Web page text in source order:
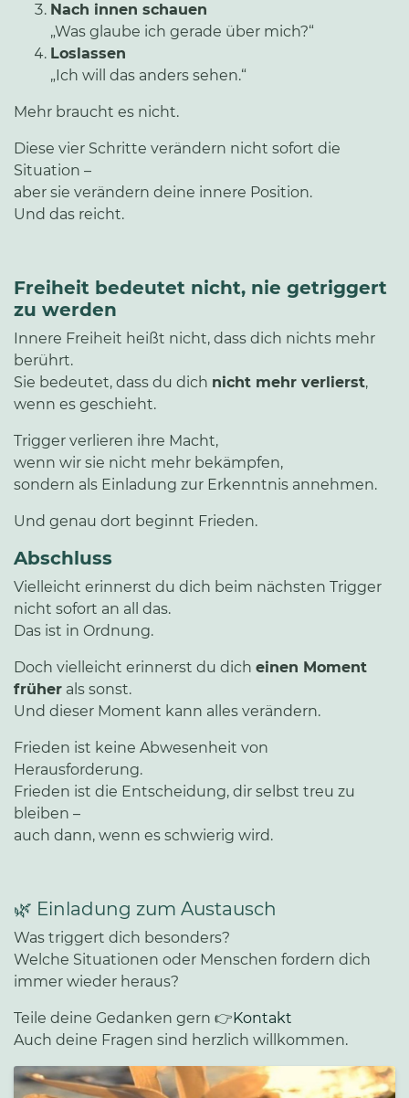
Nach innen schauen
„Was glaube ich gerade über mich?“
Loslassen
„Ich will das anders sehen.“
Mehr braucht es nicht.
Diese vier Schritte verändern nicht sofort die
Situation –
aber sie verändern deine innere Position.
Und das reicht.
Freiheit bedeutet nicht, nie getriggert
zu werden
Innere Freiheit heißt nicht, dass dich nichts mehr
berührt.
Sie bedeutet, dass du dich nicht mehr verlierst,
wenn es geschieht.
Trigger verlieren ihre Macht,
wenn wir sie nicht mehr bekämpfen,
sondern als Einladung zur Erkenntnis annehmen.
Und genau dort beginnt Frieden.
Abschluss
Vielleicht erinnerst du dich beim nächsten Trigger
nicht sofort an all das.
Das ist in Ordnung.
Doch vielleicht erinnerst du dich einen Moment
früher als sonst.
Und dieser Moment kann alles verändern.
Frieden ist keine Abwesenheit von
Herausforderung.
Frieden ist die Entscheidung, dir selbst treu zu
bleiben –
auch dann, wenn es schwierig wird.
🌿 Einladung zum Austausch
Was triggert dich besonders?
Welche Situationen oder Menschen fordern dich
immer wieder heraus?
Teile deine Gedanken gern 👉Kontakt
Auch deine Fragen sind herzlich willkommen.